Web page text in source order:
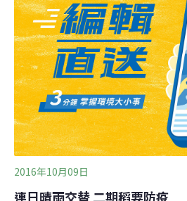
厚深指出，原本合作社80名會員
蘭蒂」颱風吹倒70%芭樂果樹，
姬」颱風接力重創後，日出貨量
估計」，預計要到2017年農曆過
貨。六龜蓮霧也是慘兮兮，一度
閃不過「梅姬」颱風，尤以中興里
收，因順風被狂掃損失慘
2016年10月09日
連日晴雨交替 二期稻要防疫